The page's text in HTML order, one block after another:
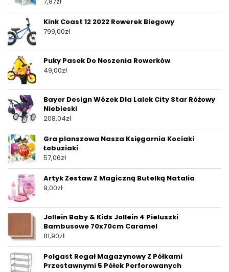
Kink Coast 12 2022 Rowerek Biegowy
799,00zł
Puky Pasek Do Noszenia Rowerków
49,00zł
Bayer Design Wózek Dla Lalek City Star Różowy
Niebieski
208,04zł
Gra planszowa Nasza Księgarnia Kociaki
Łobuziaki
57,06zł
Artyk Zestaw Z Magiczną Butelką Natalia
9,00zł
Jollein Baby & Kids Jollein 4 Pieluszki
Bambusowe 70x70cm Caramel
81,90zł
Polgast Regał Magazynowy Z Półkami
Przestawnymi 5 Półek Perforowanych